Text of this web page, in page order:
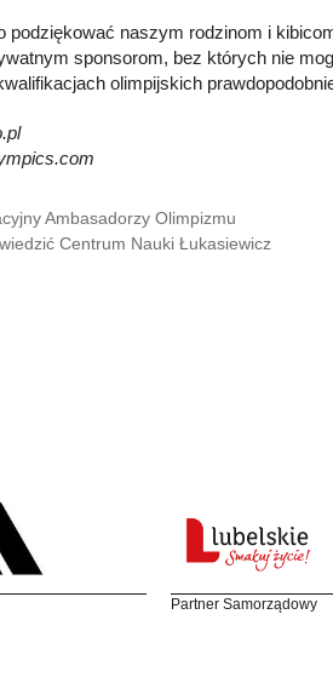
podziękować naszym rodzinom i
sponsorom, bez których nie
olimpijskich
Ambasadorzy Olimpizmu
Centrum Nauki Łukasiewicz
Partner Samorządowy